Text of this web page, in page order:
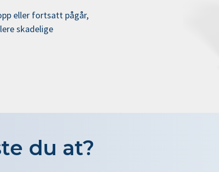
eller fortsatt pågår,
skadelige
du at?